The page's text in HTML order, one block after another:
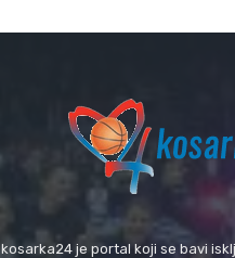
kosarka24 je portal koji se bavi